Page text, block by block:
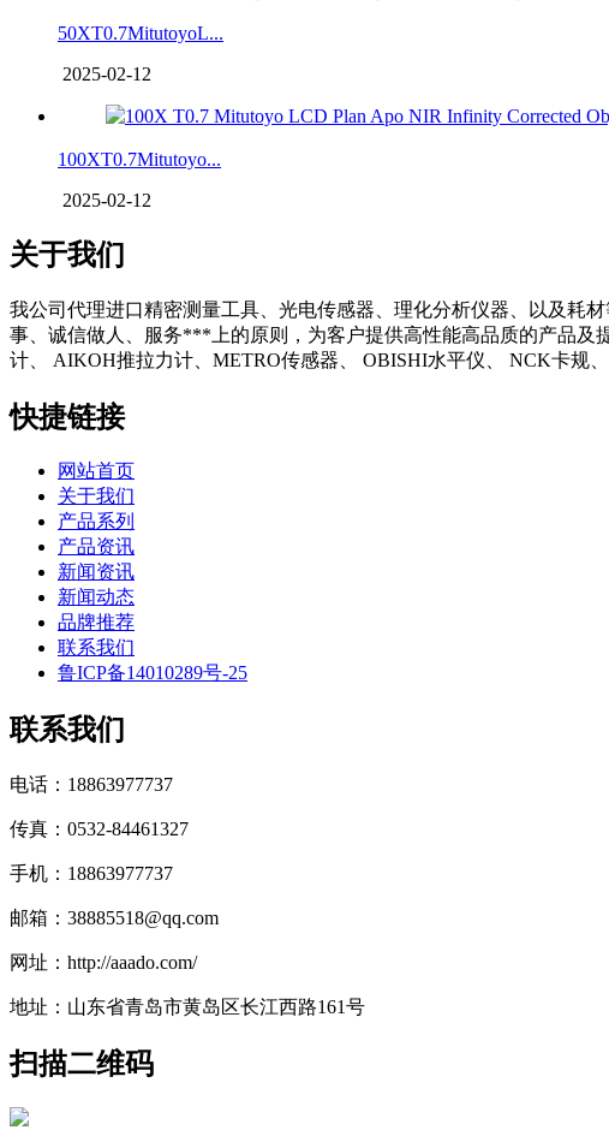
50XT0.7MitutoyoL...
2025-02-12
100XT0.7Mitutoyo...
2025-02-12
关于我们
我公司代理进口精密测量工具、光电传感器、理化分析仪器、以及耗
事、诚信做人、服务***上的原则，为客户提供高性能高品质的产品及
计、 AIKOH推拉力计、METRO传感器、 OBISHI水平仪、 NCK卡规
快捷链接
网站首页
关于我们
产品系列
产品资讯
新闻资讯
新闻动态
品牌推荐
联系我们
鲁ICP备14010289号-25
联系我们
电话：18863977737
传真：0532-84461327
手机：18863977737
邮箱：38885518@qq.com
网址：http://aaado.com/
地址：山东省青岛市黄岛区长江西路161号
扫描二维码